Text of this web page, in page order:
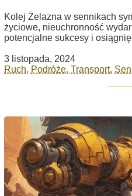
Kolej Żelazna w sennikach
życiowe, nieuchronność
potencjalne sukcesy i
3 listopada, 2024
Ruch, Podróże, Transport,